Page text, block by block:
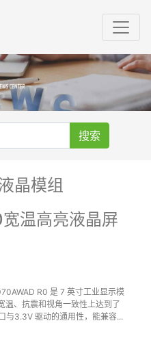
搜索
晶模组
温高亮液晶屏
R0 是 7 英寸工业显示模
温、抗震和视角一致性上达到了
与3.3V 驱动的通用性，能兼容...